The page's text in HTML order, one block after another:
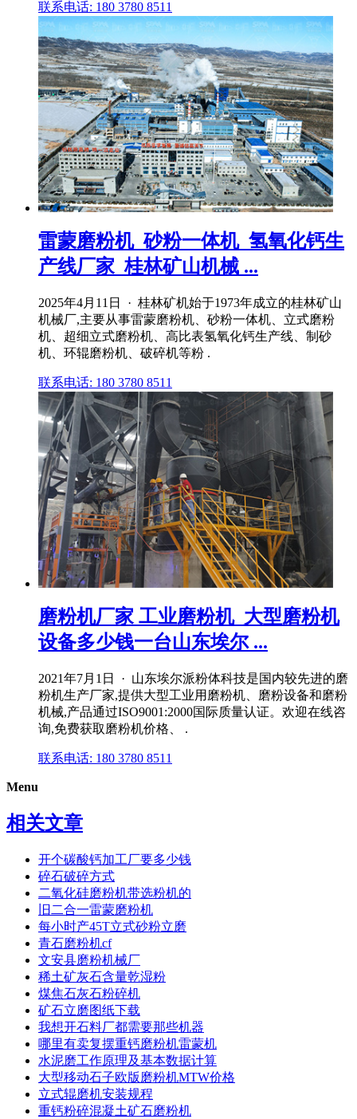
联系电话: 180 3780 8511
雷蒙磨粉机_砂粉一体机_氢氧化钙生
产线厂家_桂林矿山机械 ...
2025年4月11日 · 桂林矿机始于1973年成立的桂林矿山
机械厂,主要从事雷蒙磨粉机、砂粉一体机、立式磨粉
机、超细立式磨粉机、高比表氢氧化钙生产线、制砂
机、环辊磨粉机、破碎机等粉 .
联系电话: 180 3780 8511
磨粉机厂家 工业磨粉机_大型磨粉机
设备多少钱一台山东埃尔 ...
2021年7月1日 · 山东埃尔派粉体科技是国内较先进的磨
粉机生产厂家,提供大型工业用磨粉机、磨粉设备和磨粉
机械,产品通过ISO9001:2000国际质量认证。欢迎在线咨
询,免费获取磨粉机价格、 .
联系电话: 180 3780 8511
Menu
相关文章
开个碳酸钙加工厂要多少钱
碎石破碎方式
二氧化硅磨粉机带选粉机的
旧二合一雷蒙磨粉机
每小时产45T立式砂粉立磨
青石磨粉机cf
文安县磨粉机械厂
稀土矿灰石含量乾湿粉
煤焦石灰石粉碎机
矿石立磨图纸下载
我想开石料厂都需要那些机器
哪里有卖复摆重钙磨粉机雷蒙机
水泥磨工作原理及基本数据计算
大型移动石子欧版磨粉机MTW价格
立式辊磨机安装规程
重钙粉碎混凝土矿石磨粉机